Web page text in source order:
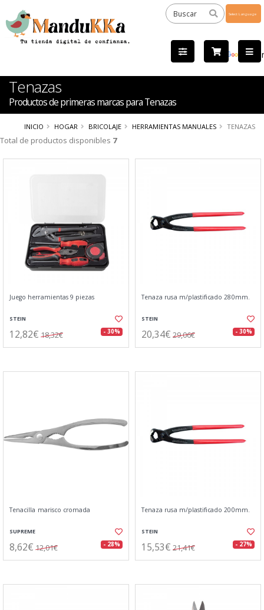
by
Tenazas
Productos de primeras marcas para Tenazas
INICIO HOGAR BRICOLAJE HERRAMIENTAS MANUALES TENAZAS
Total de productos disponibles 7
Juego herramientas 9 piezas
STEIN
12,82€ 18,32€ - 30%
Tenaza rusa m/plastificado 280mm.
STEIN
20,34€ 29,06€ - 30%
Tenacilla marisco cromada
SUPREME
8,62€ 12,01€ - 28%
Tenaza rusa m/plastificado 200mm.
STEIN
15,53€ 21,41€ - 27%